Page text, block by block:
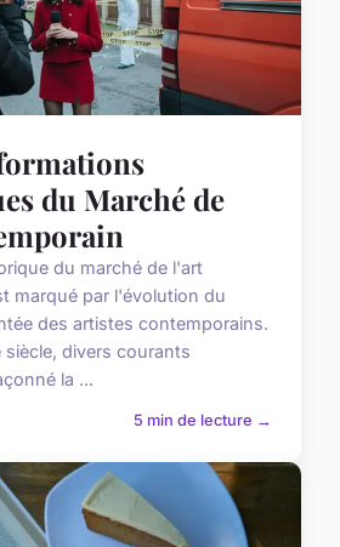
du Marché de
du marché de l'art
marqué par l'évolution du
des artistes contemporains.
siècle, divers courants
la ...
5 min de lecture →